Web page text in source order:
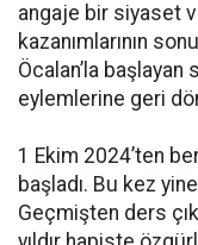
angaje bir siyaset
kazanımlarının
Öcalan’la başlayan
eylemlerine geri
1 Ekim 2024’ten
başladı. Bu kez
Geçmişten ders